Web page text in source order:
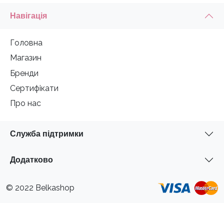
Навігація
Головна
Магазин
Бренди
Сертифікати
Про нас
Служба підтримки
Додатково
© 2022 Belkashop